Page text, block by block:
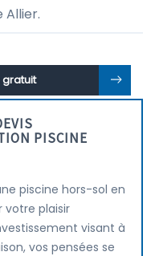
Allier.
gratuit
PISCINE
piscine hors-sol en
votre plaisir
visant à
vos pensées se